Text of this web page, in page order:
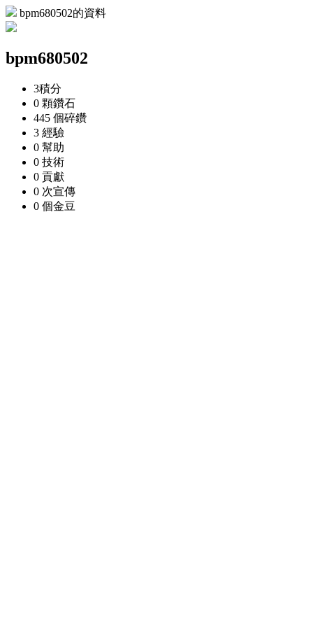
bpm680502的資料
bpm680502
3積分
0 顆鑽石
445 個碎鑽
3 經驗
0 幫助
0 技術
0 貢獻
0 次宣傳
0 個金豆